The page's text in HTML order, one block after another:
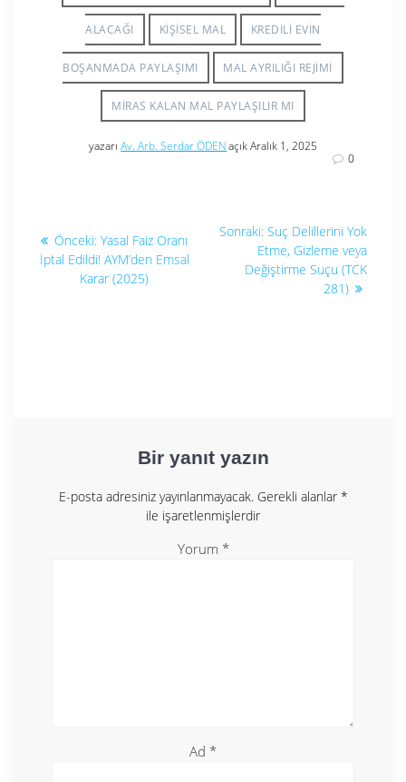
ALACAĞI KIŞISEL MAL KREDILI EVIN
BOŞANMADA PAYLAŞIMI MAL AYRILIĞI REJIMI
MIRAS KALAN MAL PAYLAŞILIR MI
yazarıAv. Arb. Serdar ÖDENaçık Aralık 1, 2025
0
gezinmesi
Önceki: Önceki
yazı:
Yasal Faiz Oranı
İptal Edildi! AYM’den Emsal
Karar (2025)
Sonraki: Sonraki
yazı:
Suç Delillerini Yok
Etme, Gizleme veya
Değiştirme Suçu (TCK
281)
Bir yanıt yazın
E-posta adresiniz yayınlanmayacak. Gerekli alanlar *
ile işaretlenmişlerdir
Yorum *
Ad *